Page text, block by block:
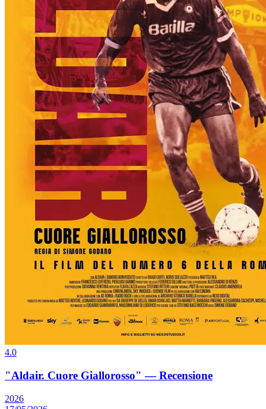
4.0
"Aldair. Cuore Giallorosso" — Recensione
2026